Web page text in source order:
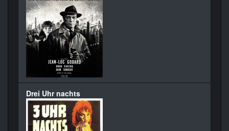
Drei Uhr nachts